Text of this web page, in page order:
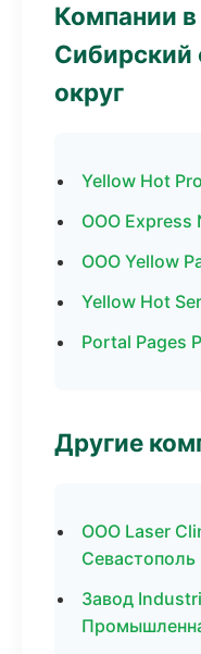
Компании в
Сибирский
округ
Yellow Hot
ООО Express
ООО Yellow
Yellow Hot
Portal Pages
Другие
ООО Laser
Севастополь
Завод